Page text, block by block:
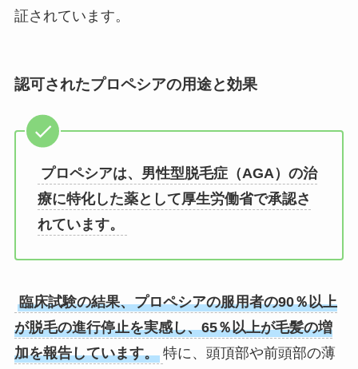
証されています。
認可されたプロペシアの用途と効果
プロペシアは、男性型脱毛症（AGA）の治
療に特化した薬として厚生労働省で承認さ
れています。
臨床試験の結果、プロペシアの服用者の90％以上
が脱毛の進行停止を実感し、65％以上が毛髪の増
加を報告しています。 特に、頭頂部や前頭部の薄